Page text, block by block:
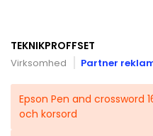
TEKNIKPROFFSET
Virksomhed Partner
Epson Pen and crossword
och korsord